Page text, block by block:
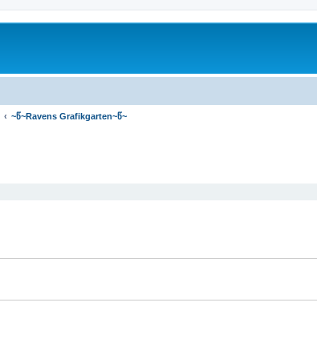
~წ~Ravens Grafikgarten~წ~